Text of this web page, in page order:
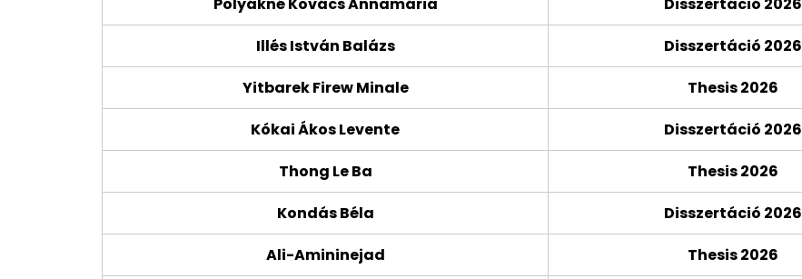
Illés István Balázs
Disszertáció 2026
Yitbarek Firew Minale
Thesis 2026
Kókai Ákos Levente
Disszertáció 2026
Thong Le Ba
Thesis 2026
Kondás Béla
Disszertáció 2026
Ali-Amininejad
Thesis 2026